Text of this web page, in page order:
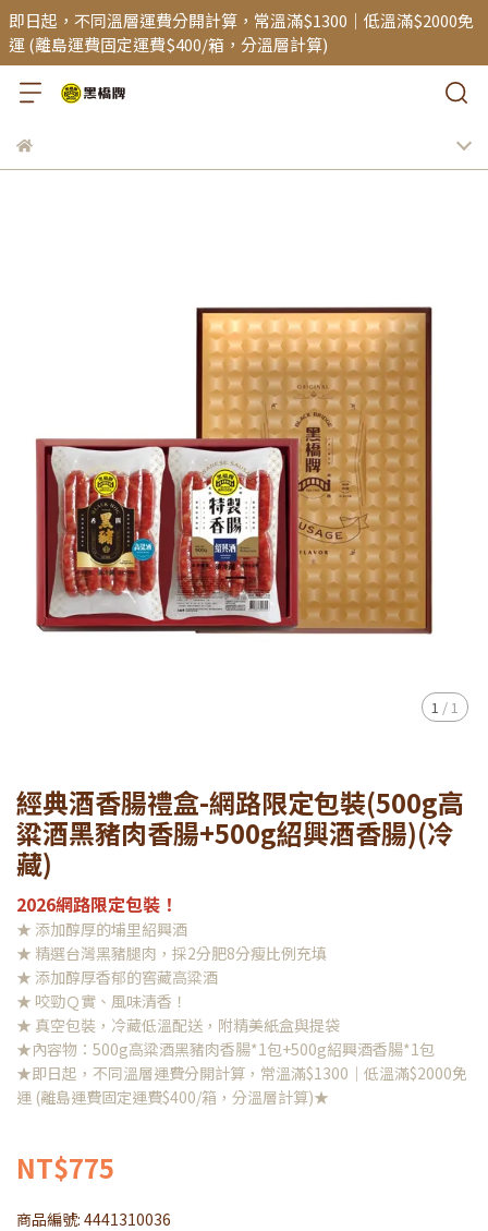
即日起，不同溫層運費分開計算，常溫滿$1300｜低溫滿$2000免
運 (離島運費固定運費$400/箱，分溫層計算)
1 / 1
經典酒香腸禮盒-網路限定包裝(500g高
粱酒黑豬肉香腸+500g紹興酒香腸)(冷
藏)
2026網路限定包裝！
★ 添加醇厚的埔里紹興酒
★ 精選台灣黑豬腿肉，採2分肥8分瘦比例充填
★ 添加醇厚香郁的窖藏高粱酒
★ 咬勁Ｑ實、風味清香！
★ 真空包裝，冷藏低溫配送，附精美紙盒與提袋
★內容物：500g高粱酒黑豬肉香腸*1包+500g紹興酒香腸*1包
★即日起，不同溫層運費分開計算，常溫滿$1300｜低溫滿$2000免
運 (離島運費固定運費$400/箱，分溫層計算)★
NT$775
商品編號: 4441310036